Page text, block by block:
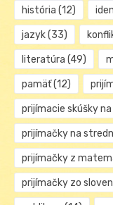
história (12)
jazyk(33)
literatúra (49)
pamäť(12)
prijímacie skúšky
prijímačky na
prijímačky z
prijímačky zo